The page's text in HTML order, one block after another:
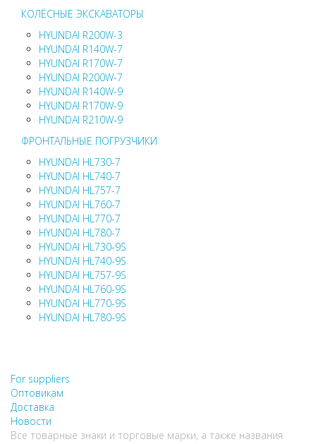
КОЛЁСНЫЕ ЭКСКАВАТОРЫ
HYUNDAI R200W-3
HYUNDAI R140W-7
HYUNDAI R170W-7
HYUNDAI R200W-7
HYUNDAI R140W-9
HYUNDAI R170W-9
HYUNDAI R210W-9
ФРОНТАЛЬНЫЕ ПОГРУЗЧИКИ
HYUNDAI HL730-7
HYUNDAI HL740-7
HYUNDAI HL757-7
HYUNDAI HL760-7
HYUNDAI HL770-7
HYUNDAI HL780-7
HYUNDAI HL730-9S
HYUNDAI HL740-9S
HYUNDAI HL757-9S
HYUNDAI HL760-9S
HYUNDAI HL770-9S
HYUNDAI HL780-9S
For suppliers
Оптовикам
Доставка
Новости
Все товарные знаки и торговые марки, а также названия